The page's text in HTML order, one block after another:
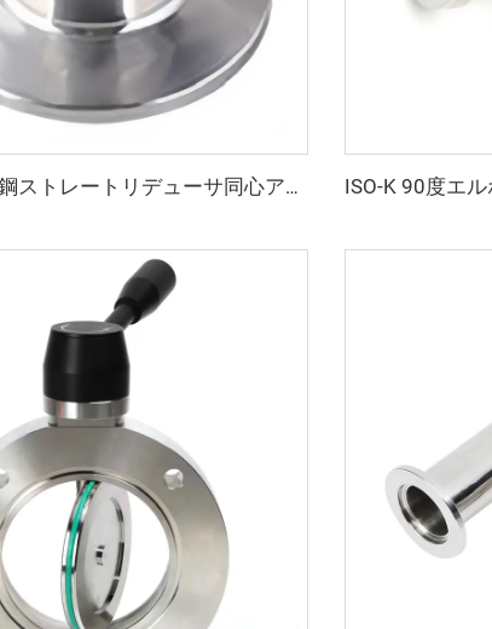
KF ステンレス鋼ストレートリデューサ同心アダプタ 半導体用 SS304 SS316L ストレートリデューサ高真空パイプ継手